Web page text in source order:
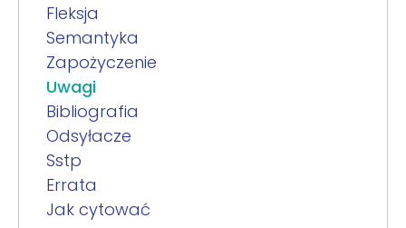
Fleksja
Semantyka
Zapożyczenie
Uwagi
Bibliografia
Odsyłacze
Sstp
Errata
Jak cytować